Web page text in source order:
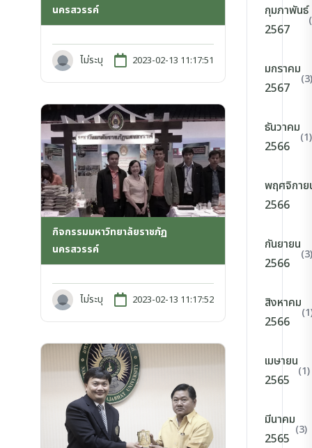
นครสวรรค์
ไม่ระบุ 2023-02-13 11:17:51
กิจกรรมมหาวิทยาลัยราชภัฏ
นครสวรรค์
ไม่ระบุ 2023-02-13 11:17:52
กุมภาพันธ์
2567
มกราคม
2567
(3)
ธันวาคม
2566
(1)
พฤศจิกาย
2566
กันยายน
2566
(3)
สิงหาคม
2566
เมษายน
2565
(1)
มีนาคม
2565
(3)